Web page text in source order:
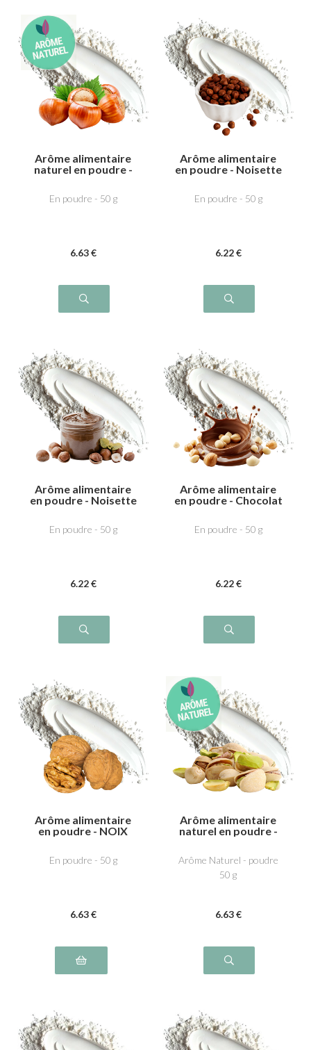
Arôme alimentaire
naturel en poudre -
En poudre - 50 g
6.63 €
Arôme alimentaire
en poudre - Noisette
En poudre - 50 g
6.22 €
Arôme alimentaire
en poudre - Noisette
En poudre - 50 g
6.22 €
Arôme alimentaire
en poudre - Chocolat
En poudre - 50 g
6.22 €
Arôme alimentaire
en poudre - NOIX
En poudre - 50 g
6.63 €
Arôme alimentaire
naturel en poudre -
Arôme Naturel - poudre
50 g
6.63 €